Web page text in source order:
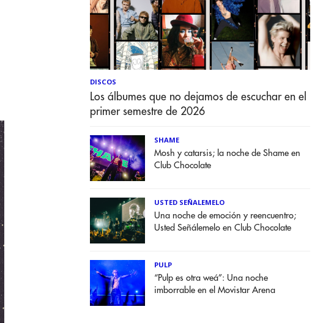
DISCOS
Los álbumes que no dejamos de escuchar en el
primer semestre de 2026
SHAME
Mosh y catarsis; la noche de Shame en
Club Chocolate
USTED SEÑALEMELO
Una noche de emoción y reencuentro;
Usted Señálemelo en Club Chocolate
PULP
“Pulp es otra weá”: Una noche
imborrable en el Movistar Arena